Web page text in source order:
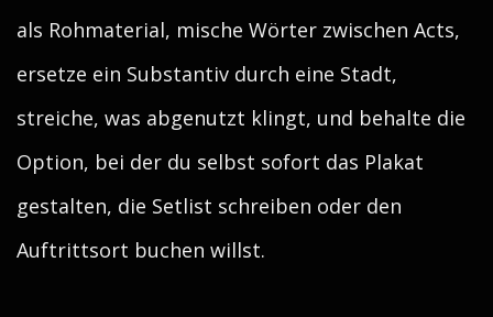
als Rohmaterial, mische Wörter zwischen Acts,
ersetze ein Substantiv durch eine Stadt,
streiche, was abgenutzt klingt, und behalte die
Option, bei der du selbst sofort das Plakat
gestalten, die Setlist schreiben oder den
Auftrittsort buchen willst.